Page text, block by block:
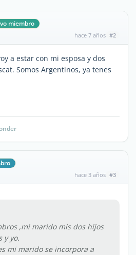
miembro
hace 7 años #2
a estar con mi esposa y dos
Somos Argentinos, ya tenes
hace 3 años #3
,mi marido mis dos hijos
y yo.
mi marido se incorpora a